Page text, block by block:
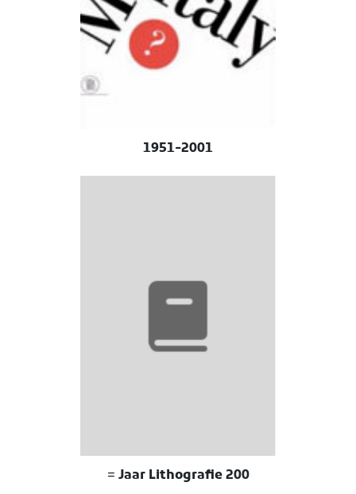
1951-2001
200 Jaar Lithografie =